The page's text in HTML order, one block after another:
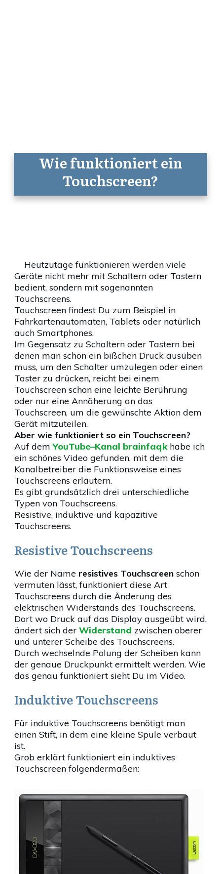
Wie funktioniert ein
Touchscreen?
Heutzutage funktionieren werden viele
Geräte nicht mehr mit Schaltern oder Tastern
bedient, sondern mit sogenannten
Touchscreens.
Touchscreen findest Du zum Beispiel in
Fahrkartenautomaten, Tablets oder natürlich
auch Smartphones.
Im Gegensatz zu Schaltern oder Tastern bei
denen man schon ein bißchen Druck ausüben
muss, um den Schalter umzulegen oder einen
Taster zu drücken, reicht bei einem
Touchscreen schon eine leichte Berührung
oder nur eine Annäherung an das
Touchscreen, um die gewünschte Aktion dem
Gerät mitzuteilen.
Aber wie funktioniert so ein Touchscreen?
Auf demYouTube–Kanal brainfaqkhabe ich
ein schönes Video gefunden, mit dem die
Kanalbetreiber die Funktionsweise eines
Touchscreens erläutern.
Es gibt grundsätzlich drei unterschiedliche
Typen von Touchscreens.
Resistive, induktive und kapazitive
Touchscreens.
Resistive Touchscreens
Wie der Name resistives Touchscreen schon
vermuten lässt, funktioniert diese Art
Touchscreens durch die Änderung des
elektrischen Widerstands des Touchscreens.
Dort wo Druck auf das Display ausgeübt wird,
ändert sich der Widerstand zwischen oberer
und unterer Scheibe des Touchscreens.
Durch wechselnde Polung der Scheiben kann
der genaue Druckpunkt ermittelt werden. Wie
das genau funktioniert sieht Du im Video.
Induktive Touchscreens
Für induktive Touchscreens benötigt man
einen Stift, in dem eine kleine Spule verbaut
ist.
Grob erklärt funktioniert ein induktives
Touchscreen folgendermaßen: